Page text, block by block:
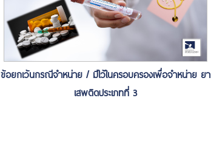
ข้อยกเว้นกรณีจำหน่าย / มีไว้ในครอบครองเพื่อจำหน่าย ยา
เสพติดประเภทที่ 3